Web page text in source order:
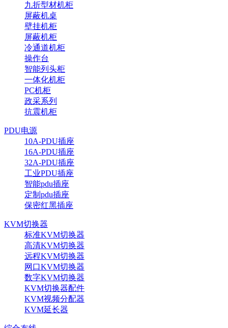
九折型材机柜
屏蔽机桌
壁挂机柜
屏蔽机柜
冷通道机柜
操作台
智能列头柜
一体化机柜
PC机柜
政采系列
抗震机柜
PDU电源
10A-PDU插座
16A-PDU插座
32A-PDU插座
工业PDU插座
智能pdu插座
定制pdu插座
保密红黑插座
KVM切换器
标准KVM切换器
高清KVM切换器
远程KVM切换器
网口KVM切换器
数字KVM切换器
KVM切换器配件
KVM视频分配器
KVM延长器